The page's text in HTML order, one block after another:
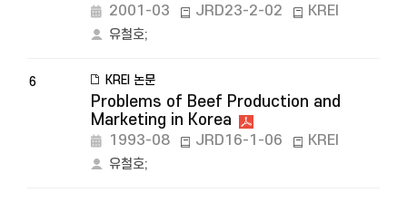
2001-03 JRD23-2-02 KREI
유철호;
6 KREI 논문
Problems of Beef Production and
Marketing in Korea
1993-08 JRD16-1-06 KREI
유철호;